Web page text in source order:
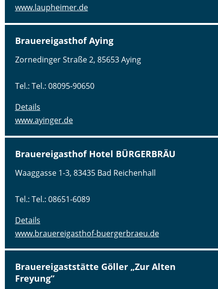
www.laupheimer.de
Brauereigasthof Aying
Zornedinger Straße 2, 85653 Aying
Tel.: Tel.: 08095-90650
Details
www.ayinger.de
Brauereigasthof Hotel BÜRGERBRÄU
Waaggasse 1-3, 83435 Bad Reichenhall
Tel.: Tel.: 08651-6089
Details
www.brauereigasthof-buergerbraeu.de
Brauereigaststätte Göller „Zur Alten
Freyung“